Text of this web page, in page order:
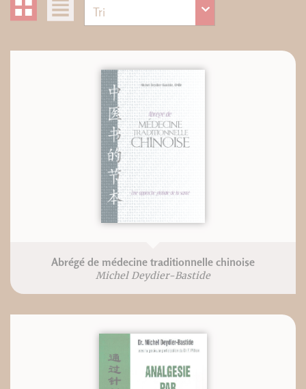
Abrégé de médecine traditionnelle chinoise
Michel Deydier-Bastide